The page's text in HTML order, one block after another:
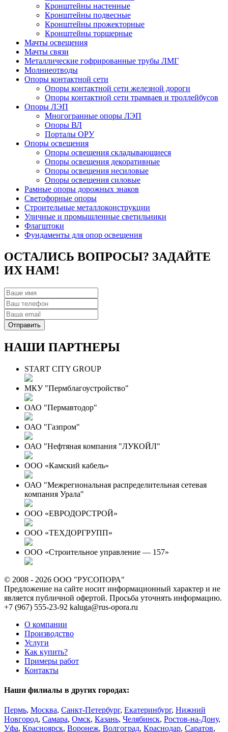
Кронштейны настенные
Кронштейны подвесные
Кронштейны прожекторные
Кронштейны торшерные
Мачты освещения
Мачты связи
Металлические гофрированные трубы ЛМГ
Молниеотводы
Опоры контактной сети
Опоры контактной сети железной дороги
Опоры контактной сети трамваев и троллейбусов
Опоры ЛЭП
Многогранные опоры ЛЭП
Опоры ВЛ
Порталы ОРУ
Опоры освещения
Опоры освещения cкладывающиеся
Опоры освещения декоративные
Опоры освещения несиловые
Опоры освещения силовые
Рамные опоры дорожных знаков
Светофорные опоры
Строительные металлоконструкции
Уличные и промышленные светильники
Флагштоки
Фундаменты для опор освещения
ОСТАЛИСЬ ВОПРОСЫ? ЗАДАЙТЕ
ИХ НАМ!
НАШИ ПАРТНЕРЫ
START CITY GROUP
МКУ "Пермблагоустройство"
ОАО "Пермавтодор"
ОАО "Газпром"
ОАО "Нефтяная компания "ЛУКОЙЛ"
ООО «Камский кабель»
ОАО "Межрегиональная распределительная сетевая
компания Урала"
ООО «ЕВРОДОРСТРОЙ»
ООО «ТЕХДОРГРУПП»
ООО «Строительное управление — 157»
© 2008 - 2026 ООО "РУСОПОРА"
Предложение на сайте носит информационный характер и не
является публичной офертой. Просьба уточнять информацию.
+7 (967) 555-23-92 kaluga@rus-opora.ru
О компании
Производство
Услуги
Как купить?
Примеры работ
Контакты
Наши филиалы в других городах:
Пермь, Москва, Санкт-Петербург, Екатеринбург, Нижний
Новгород, Самара, Омск, Казань, Челябинск, Ростов-на-Дону,
Уфа, Красноярск, Воронеж, Волгоград, Краснодар, Саратов,